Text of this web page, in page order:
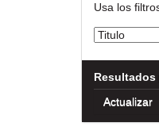
Usa los